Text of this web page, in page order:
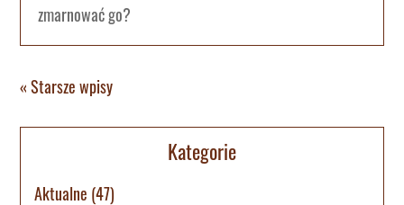
zmarnować go?
« Starsze wpisy
Kategorie
Aktualne (47)